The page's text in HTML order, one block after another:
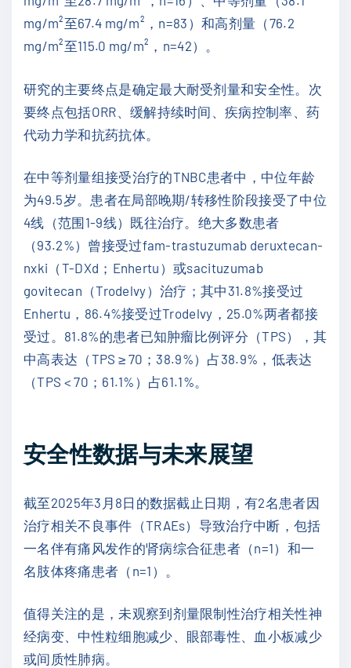
mg/m²至67.4 mg/m²，n=83）和高剂量（76.2
mg/m²至115.0 mg/m²，n=42）。
研究的主要终点是确定最大耐受剂量和安全性。次
要终点包括ORR、缓解持续时间、疾病控制率、药
代动力学和抗药抗体。
在中等剂量组接受治疗的TNBC患者中，中位年龄
为49.5岁。患者在局部晚期/转移性阶段接受了中位
4线（范围1-9线）既往治疗。绝大多数患者
（93.2%）曾接受过fam-trastuzumab deruxtecan-
nxki（T-DXd；Enhertu）或sacituzumab
govitecan（Trodelvy）治疗；其中31.8%接受过
Enhertu，86.4%接受过Trodelvy，25.0%两者都接
受过。81.8%的患者已知肿瘤比例评分（TPS），其
中高表达（TPS ≥ 70；38.9%）占38.9%，低表达
（TPS < 70；61.1%）占61.1%。
安全性数据与未来展望
截至2025年3月8日的数据截止日期，有2名患者因
治疗相关不良事件（TRAEs）导致治疗中断，包括
一名伴有痛风发作的肾病综合征患者（n=1）和一
名肢体疼痛患者（n=1）。
值得关注的是，未观察到剂量限制性治疗相关性神
经病变、中性粒细胞减少、眼部毒性、血小板减少
或间质性肺病。